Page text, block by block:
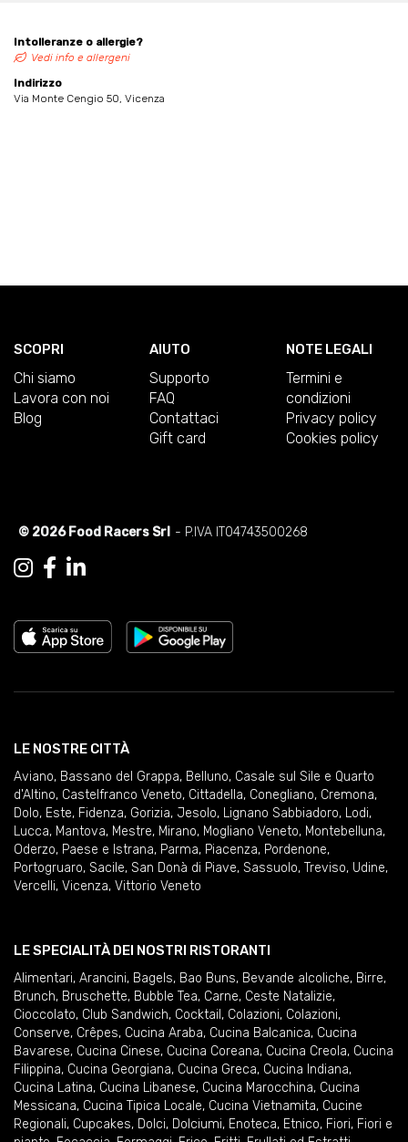
Intolleranze o allergie?
Vedi info e allergeni
Indirizzo
Via Monte Cengio 50, Vicenza
SCOPRI
Chi siamo
Lavora con noi
Blog
AIUTO
Supporto
FAQ
Contattaci
Gift card
NOTE LEGALI
Termini e
condizioni
Privacy policy
Cookies policy
© 2026 Food Racers Srl - P.IVA IT04743500268
LE NOSTRE CITTÀ
Aviano, Bassano del Grappa, Belluno, Casale sul Sile e Quarto
d'Altino, Castelfranco Veneto, Cittadella, Conegliano, Cremona,
Dolo, Este, Fidenza, Gorizia, Jesolo, Lignano Sabbiadoro, Lodi,
Lucca, Mantova, Mestre, Mirano, Mogliano Veneto, Montebelluna,
Oderzo, Paese e Istrana, Parma, Piacenza, Pordenone,
Portogruaro, Sacile, San Donà di Piave, Sassuolo, Treviso, Udine,
Vercelli, Vicenza, Vittorio Veneto
LE SPECIALITÀ DEI NOSTRI RISTORANTI
Alimentari, Arancini, Bagels, Bao Buns, Bevande alcoliche, Birre,
Brunch, Bruschette, Bubble Tea, Carne, Ceste Natalizie,
Cioccolato, Club Sandwich, Cocktail , Colazioni, Colazioni,
Conserve, Crêpes, Cucina Araba, Cucina Balcanica, Cucina
Bavarese, Cucina Cinese, Cucina Coreana, Cucina Creola, Cucina
Filippina, Cucina Georgiana, Cucina Greca, Cucina Indiana,
Cucina Latina, Cucina Libanese, Cucina Marocchina, Cucina
Messicana, Cucina Tipica Locale, Cucina Vietnamita, Cucine
Regionali, Cupcakes, Dolci, Dolciumi, Enoteca, Etnico, Fiori, Fiori e